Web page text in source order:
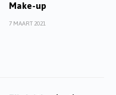
Make-up
7 MAART 2021